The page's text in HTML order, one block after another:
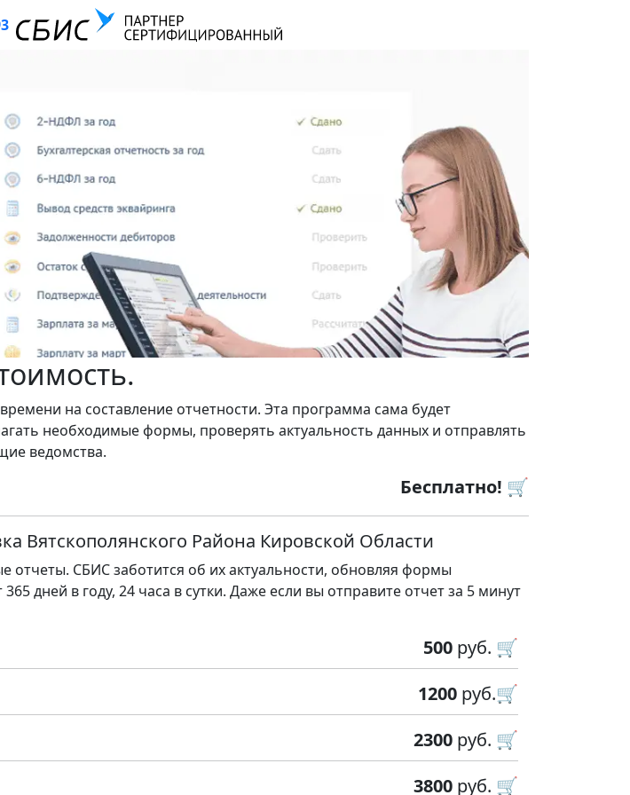
на составление отчетности. Эта программа сама будет
необходимые формы, проверять актуальность данных и отправлять
ведомства.
Бесплатно! 🛒
Вятскополянского Района Кировской Области
отчеты. СБИС заботится об их актуальности, обновляя формы
дней в году, 24 часа в сутки. Даже если вы отправите отчет за 5 минут
500 руб. 🛒
1200 руб.🛒
2300 руб. 🛒
3800 руб. 🛒